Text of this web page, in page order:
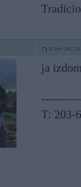
26. Nov 2007,
ja
T: 203-